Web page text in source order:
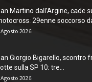
Martino dall’Argine, cade
29enne soccorso
2026
Giorgio Bigarello, scontro
sulla SP 10: tre...
2026